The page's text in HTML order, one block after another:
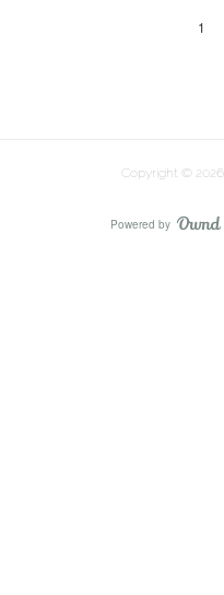
1
Copyright © 2026
Powered by